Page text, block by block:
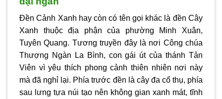
Đền Cảnh Xanh hay còn có tên gọi khác là đền Cây
Xanh thuộc địa phận của phường Minh Xuân,
Tuyên Quang. Tương truyền đây là nơi Công chúa
Thượng Ngàn La Bình, con gái út của thánh Tản
Viên vì yêu thích phong cảnh thiên nhiên nơi này
mà đã nghỉ lại. Phía trước đền là cây đa cổ thụ, phía
sau lưng tựa núi tạo nên không gian xanh mát, tĩnh